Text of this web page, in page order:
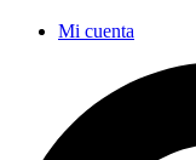
Mi cuenta